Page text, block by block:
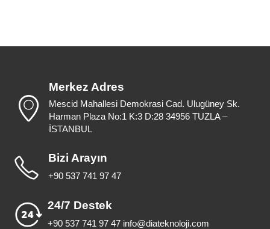
Merkez Adres
Mescid Mahallesi Demokrasi Cad. Ulugüney Sk.
Harman Plaza No:1 K:3 D:28 34956 TUZLA –
İSTANBUL
Bizi Arayın
+90 537 741 97 47
24/7 Destek
+90 537 741 97 47 info@diateknoloji.com